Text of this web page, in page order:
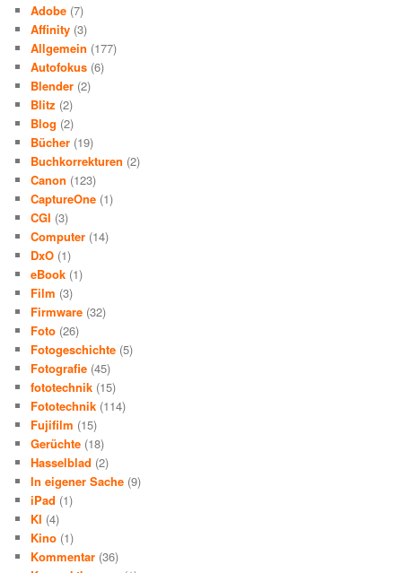
Adobe (7)
Affinity (3)
Allgemein (177)
Autofokus (6)
Blender (2)
Blitz (2)
Blog (2)
Bücher (19)
Buchkorrekturen (2)
Canon (123)
CaptureOne (1)
CGI (3)
Computer (14)
DxO (1)
eBook (1)
Film (3)
Firmware (32)
Foto (26)
Fotogeschichte (5)
Fotografie (45)
fototechnik (15)
Fototechnik (114)
Fujifilm (15)
Gerüchte (18)
Hasselblad (2)
In eigener Sache (9)
iPad (1)
KI (4)
Kino (1)
Kommentar (36)